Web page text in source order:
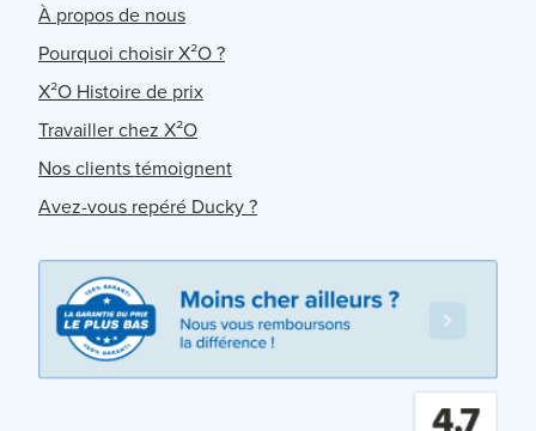
À propos de nous
Pourquoi choisir X²O ?
X²O Histoire de prix
Travailler chez X²O
Nos clients témoignent
Avez-vous repéré Ducky ?